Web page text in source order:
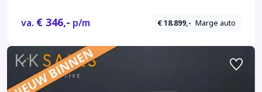
va. € 346,- p/m € 18.899,- Marge auto